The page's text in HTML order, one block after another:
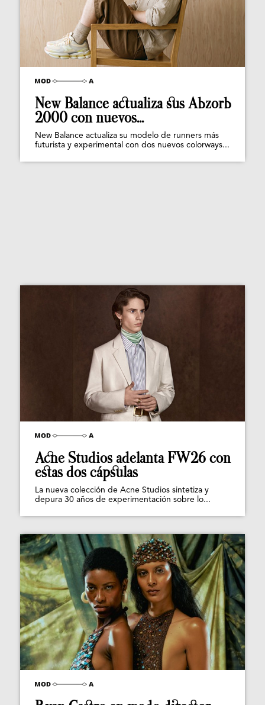
New Balance actualiza sus Abzorb
2000 con nuevos...
New Balance actualiza su modelo de runners más
futurista y experimental con dos nuevos colorways...
Acne Studios adelanta FW26 con
estas dos cápsulas
La nueva colección de Acne Studios sintetiza y
depura 30 años de experimentación sobre lo...